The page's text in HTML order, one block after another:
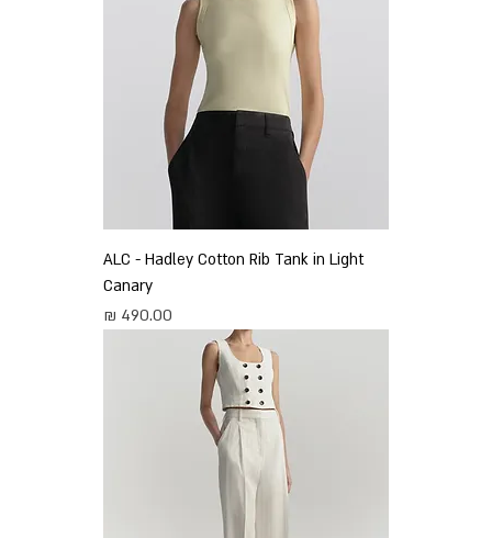
ALC - Hadley Cotton Rib Tank in Light
Canary
מחיר